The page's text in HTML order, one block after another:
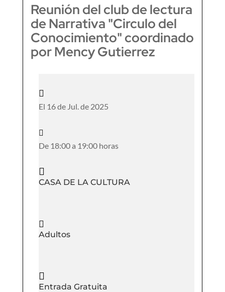
Reunión del club de lectura
de Narrativa "Circulo del
Conocimiento" coordinado
por Mency Gutierrez

El 16 de Jul. de 2025

De 18:00 a 19:00 horas

CASA DE LA CULTURA

Adultos

Entrada Gratuita